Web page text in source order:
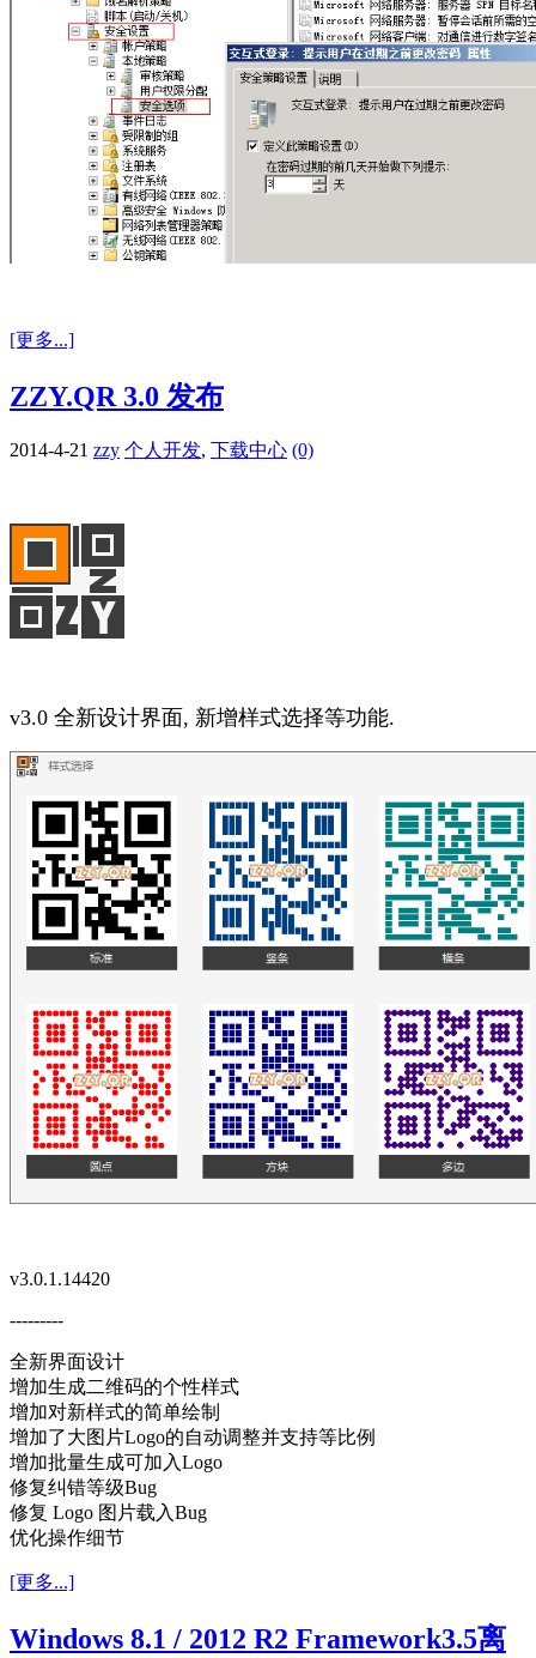
[更多...]
ZZY.QR 3.0 发布
2014-4-21 zzy 个人开发, 下载中心 (0)
v3.0 全新设计界面, 新增样式选择等功能.
v3.0.1.14420
---------
全新界面设计
增加生成二维码的个性样式
增加对新样式的简单绘制
增加了大图片Logo的自动调整并支持等比例
增加批量生成可加入Logo
修复纠错等级Bug
修复 Logo 图片载入Bug
优化操作细节
[更多...]
Windows 8.1 / 2012 R2 Framework3.5离